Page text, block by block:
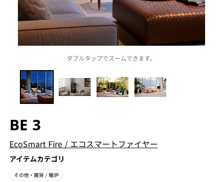
ダブルタップでズームできます。
BE 3
EcoSmart Fire / エコスマートファイヤー
アイテムカテゴリ
その他・雑貨 / 暖炉